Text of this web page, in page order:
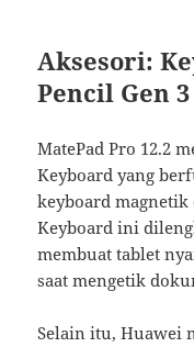
Aksesori:
Pencil Gen 3
MatePad Pro 12.2
Keyboard yang
keyboard
Keyboard ini
membuat tablet
saat mengetik
Selain itu, Huawei